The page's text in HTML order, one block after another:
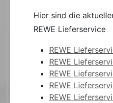
Hier sind die
REWE Lieferservice
REWE
REWE
REWE
REWE
REWE